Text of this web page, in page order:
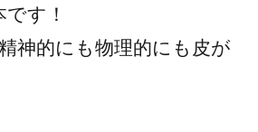
す！
神的にも物理的にも皮が